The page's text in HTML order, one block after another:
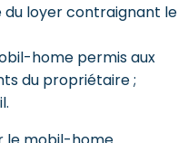
loyer contraignant le
home permis aux
du propriétaire ;